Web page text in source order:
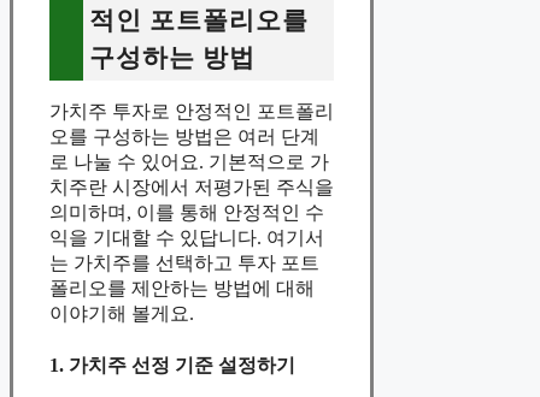
적인 포트폴리오를
구성하는 방법
가치주 투자로 안정적인 포트폴리
오를 구성하는 방법은 여러 단계
로 나눌 수 있어요. 기본적으로 가
치주란 시장에서 저평가된 주식을
의미하며, 이를 통해 안정적인 수
익을 기대할 수 있답니다. 여기서
는 가치주를 선택하고 투자 포트
폴리오를 제안하는 방법에 대해
이야기해 볼게요.
1. 가치주 선정 기준 설정하기